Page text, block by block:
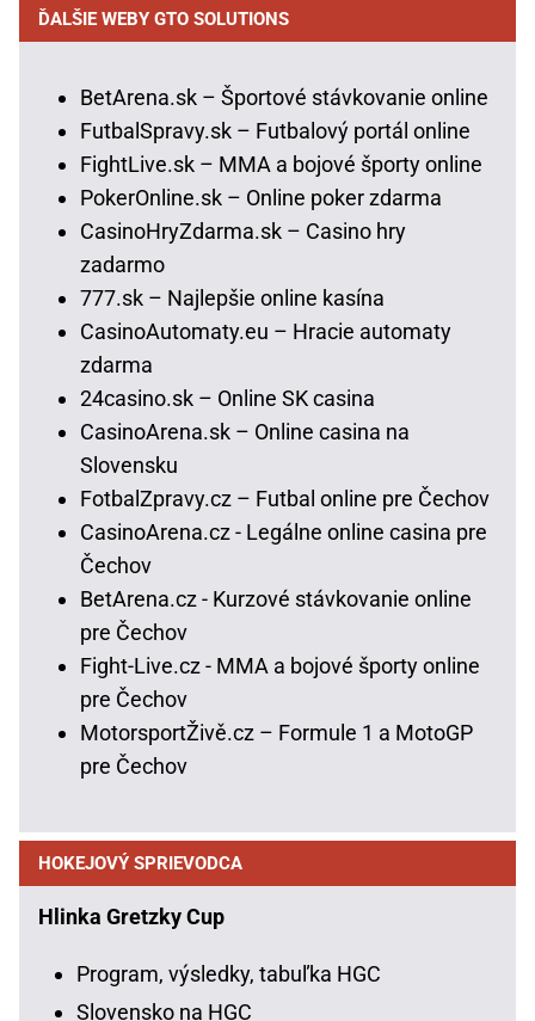
ĎALŠIE WEBY GTO SOLUTIONS
BetArena.sk – Športové stávkovanie online
FutbalSpravy.sk – Futbalový portál online
FightLive.sk – MMA a bojové športy online
PokerOnline.sk – Online poker zdarma
CasinoHryZdarma.sk – Casino hry
zadarmo
777.sk – Najlepšie online kasína
CasinoAutomaty.eu – Hracie automaty
zdarma
24casino.sk – Online SK casina
CasinoArena.sk – Online casina na
Slovensku
FotbalZpravy.cz – Futbal online pre Čechov
CasinoArena.cz - Legálne online casina pre
Čechov
BetArena.cz - Kurzové stávkovanie online
pre Čechov
Fight-Live.cz - MMA a bojové športy online
pre Čechov
MotorsportŽivě.cz – Formule 1 a MotoGP
pre Čechov
HOKEJOVÝ SPRIEVODCA
Hlinka Gretzky Cup
Program, výsledky, tabuľka HGC
Slovensko na HGC